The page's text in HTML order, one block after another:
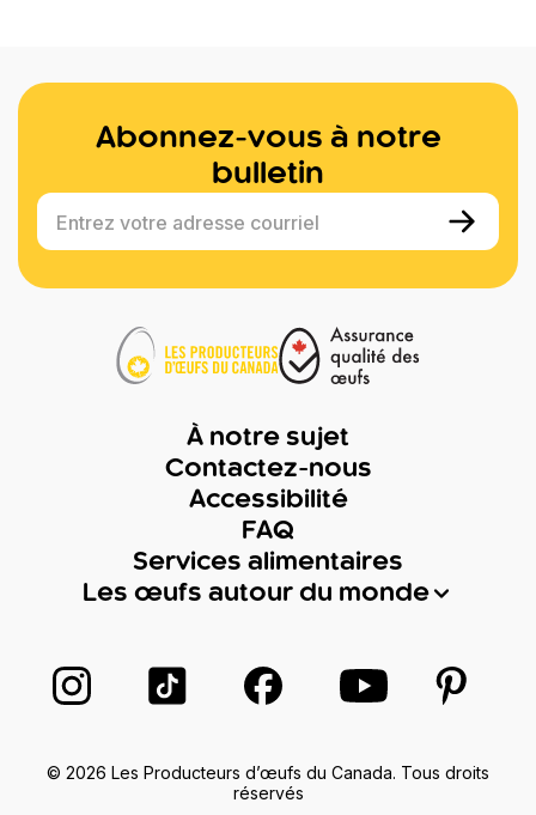
Abonnez-vous à notre
bulletin
Entrez votre adresse courriel
À notre sujet
Contactez-nous
Accessibilité
FAQ
Services alimentaires
Les œufs autour du monde
Suivez-nous sur Instagram
Suivez-nous sur TikTok
Suivez-nous sur Facebook
Suivez-nous sur
© 2026 Les Producteurs d’œufs du Canada. Tous droits
réservés